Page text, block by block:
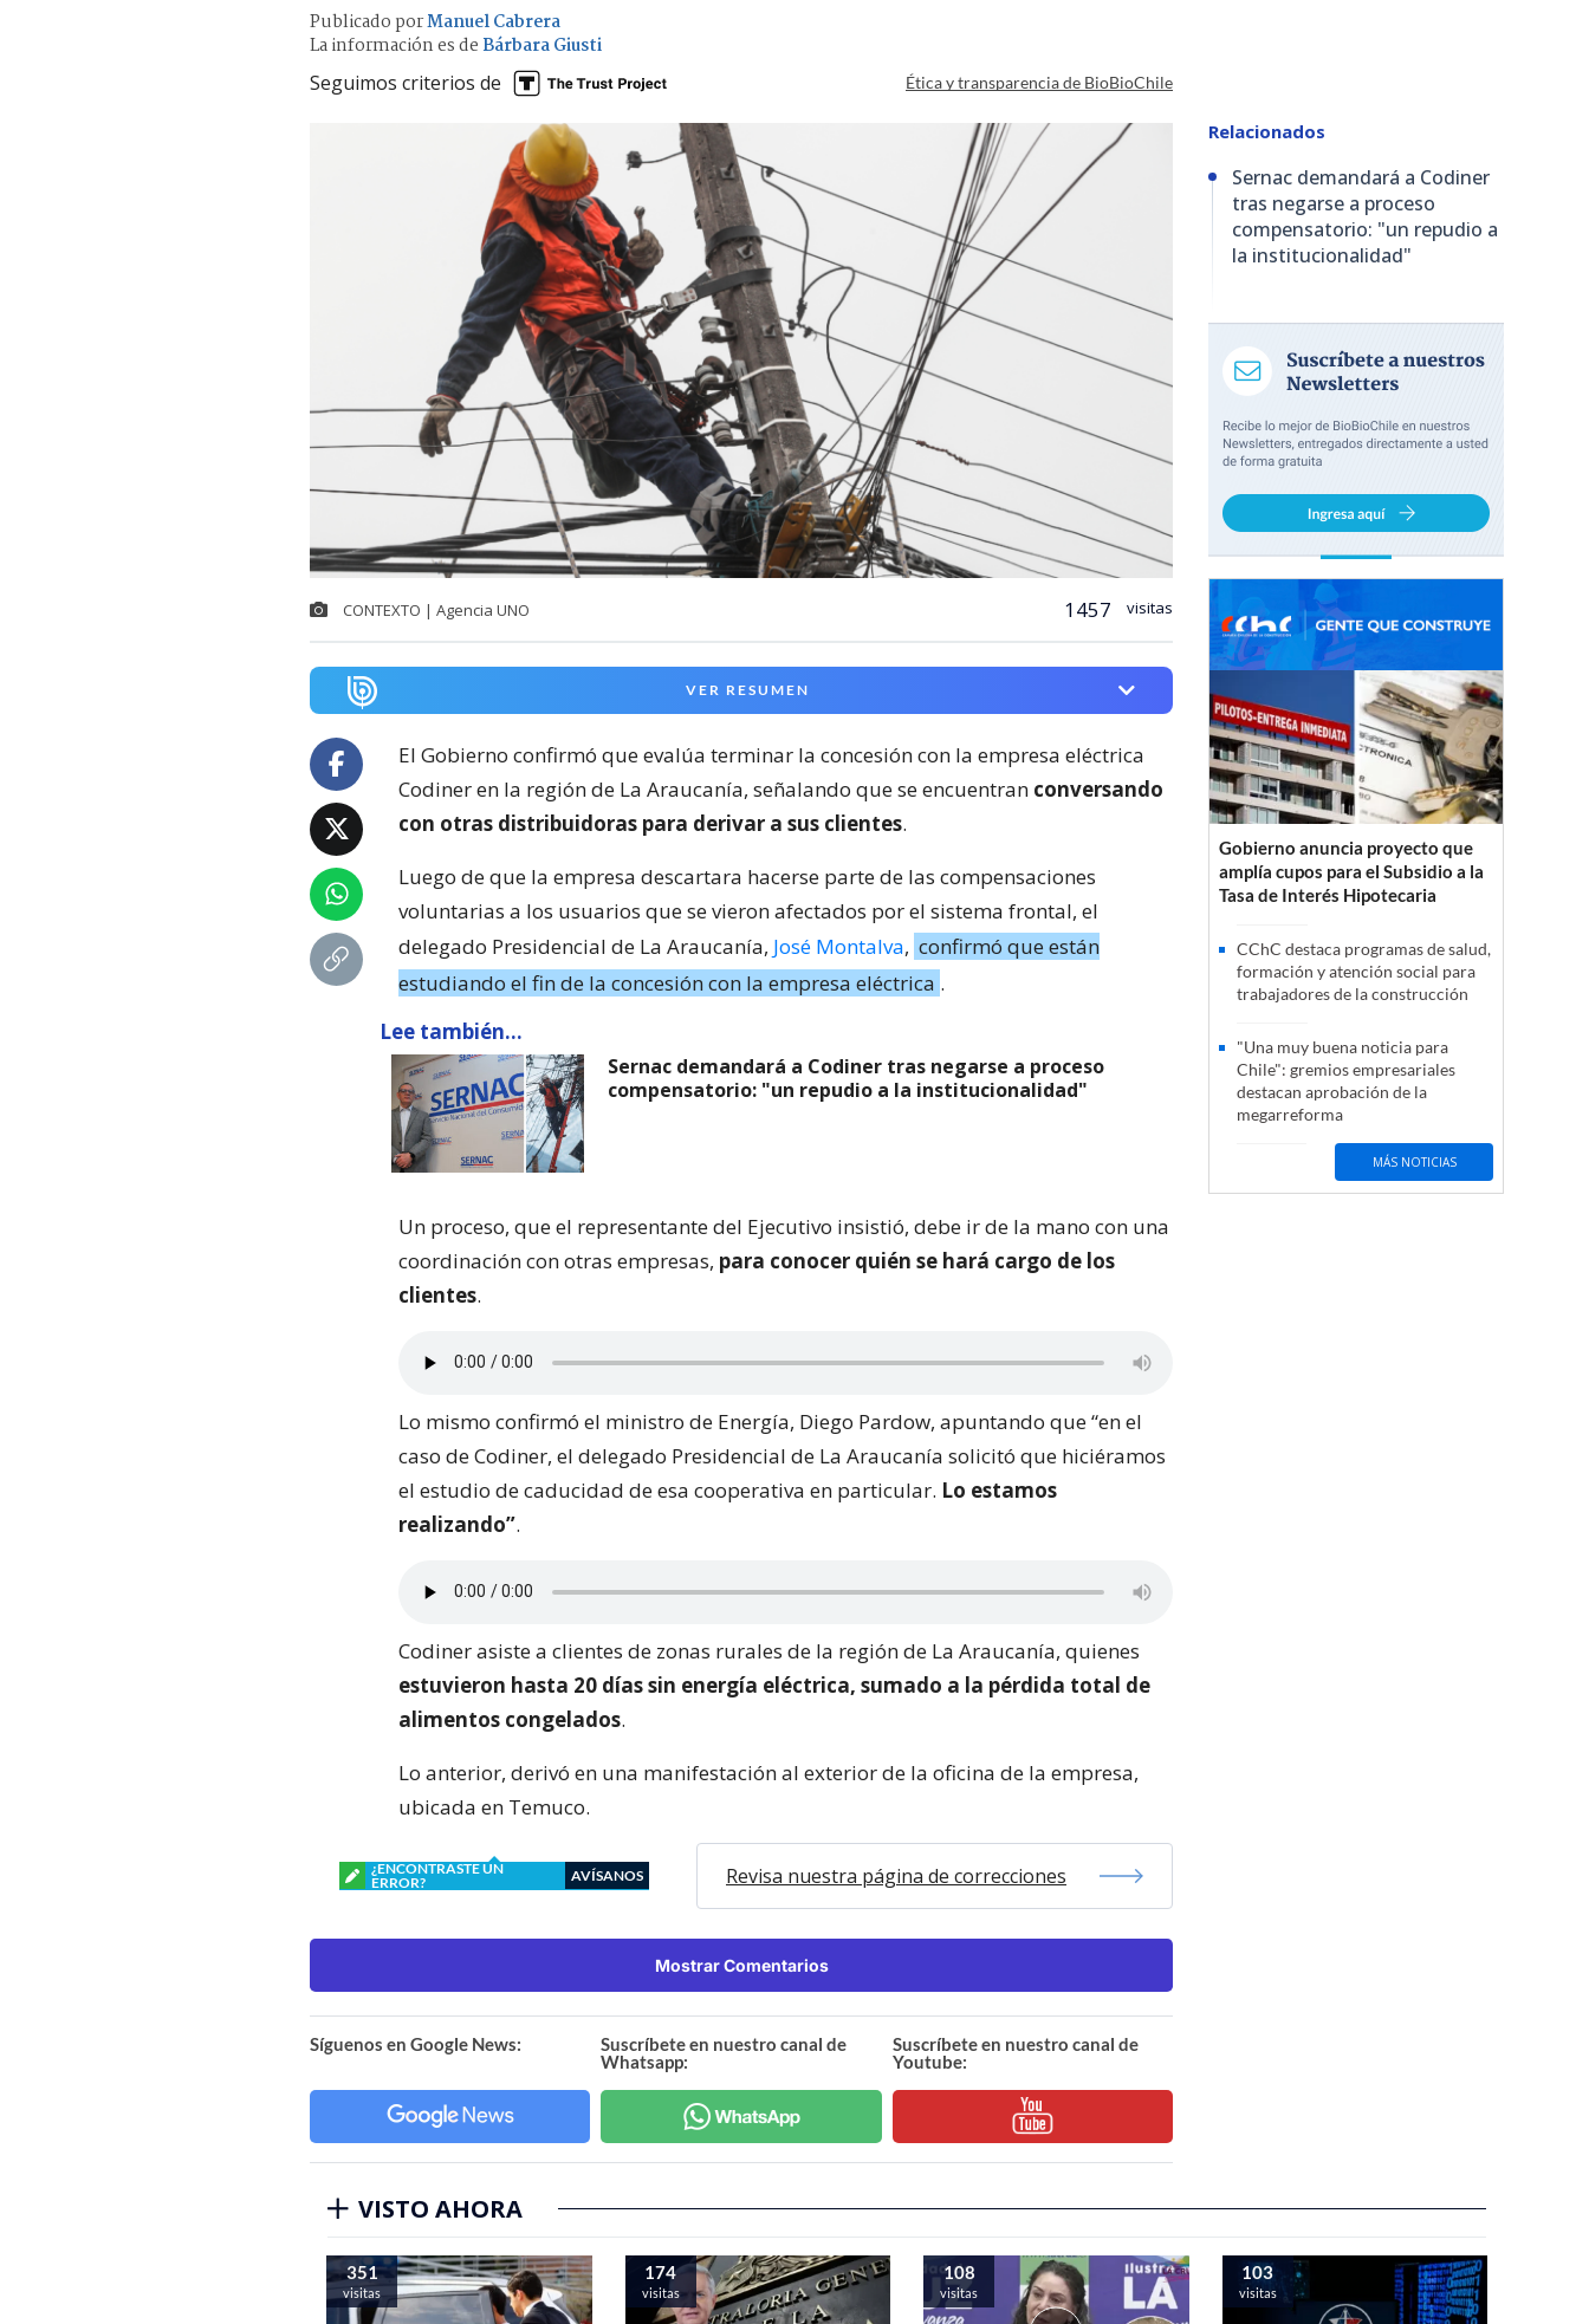
Publicado porManuel Cabrera
La información es de Bárbara Giusti
Seguimos criterios de Ética y transparencia de BioBioChile
CONTEXTO | Agencia UNO 1457 visitas
VER RESUMEN
El Gobierno confirmó que evalúa terminar la concesión con la empresa eléctrica
Codiner en la región de La Araucanía, señalando que se encuentran conversando
con otras distribuidoras para derivar a sus clientes.
Luego de que la empresa descartara hacerse parte de las compensaciones
voluntarias a los usuarios que se vieron afectados por el sistema frontal, el
delegado Presidencial de La Araucanía, José Montalva, confirmó que están
estudiando el fin de la concesión con la empresa eléctrica .
Lee también...
Sernac demandará a Codiner tras negarse a proceso
compensatorio: "un repudio a la institucionalidad"
Un proceso, que el representante del Ejecutivo insistió, debe ir de la mano con una
coordinación con otras empresas, para conocer quién se hará cargo de los
clientes.
Lo mismo confirmó el ministro de Energía, Diego Pardow, apuntando que “en el
caso de Codiner, el delegado Presidencial de La Araucanía solicitó que hiciéramos
el estudio de caducidad de esa cooperativa en particular. Lo estamos
realizando”.
Codiner asiste a clientes de zonas rurales de la región de La Araucanía, quienes
estuvieron hasta 20 días sin energía eléctrica, sumado a la pérdida total de
alimentos congelados.
Lo anterior, derivó en una manifestación al exterior de la oficina de la empresa,
ubicada en Temuco.
¿ENCONTRASTE UN
ERROR?
AVÍSANOS Revisa nuestra página de correcciones
Mostrar Comentarios
Síguenos en Google News:
Suscríbete en nuestro canal de
Whatsapp:
Suscríbete en nuestro canal de
Youtube:
Relacionados
Sernac demandará a Codiner
tras negarse a proceso
compensatorio: "un repudio a
la institucionalidad"
Gobierno anuncia proyecto que
amplía cupos para el Subsidio a la
Tasa de Interés Hipotecaria
CChC destaca programas de salud,
formación y atención social para
trabajadores de la construcción
"Una muy buena noticia para
Chile": gremios empresariales
destacan aprobación de la
megarreforma
MÁS NOTICIAS
VISTO AHORA
351
visitas
174
visitas
108
visitas
103
visitas